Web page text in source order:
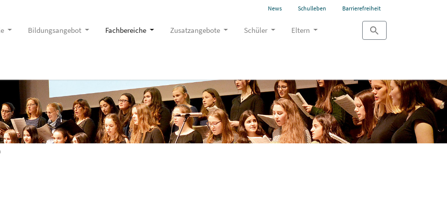
News Schulleben Barrierefreiheit
Bildungsangebot Fachbereiche Zusatzangebote Schüler Eltern